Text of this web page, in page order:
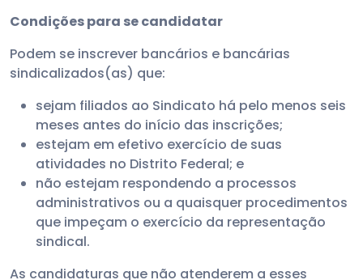
Condições para se candidatar
Podem se inscrever bancários e bancárias
sindicalizados(as) que:
sejam filiados ao Sindicato há pelo menos seis
meses antes do início das inscrições;
estejam em efetivo exercício de suas
atividades no Distrito Federal; e
não estejam respondendo a processos
administrativos ou a quaisquer procedimentos
que impeçam o exercício da representação
sindical.
As candidaturas que não atenderem a esses